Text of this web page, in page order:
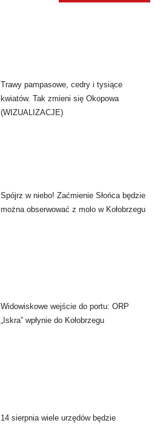
Trawy pampasowe, cedry i tysiące
kwiatów. Tak zmieni się Okopowa
(WIZUALIZACJE)
Spójrz w niebo! Zaćmienie Słońca będzie
można obserwować z molo w Kołobrzegu
Widowiskowe wejście do portu: ORP
„Iskra” wpłynie do Kołobrzegu
14 sierpnia wiele urzędów będzie